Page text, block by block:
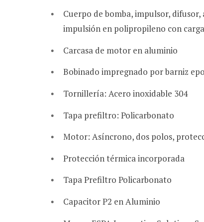
Cuerpo de bomba, impulsor, difusor,
impulsión en polipropileno con
Carcasa de motor en aluminio
Bobinado impregnado por barniz
Tornillería: Acero inoxidable 304
Tapa prefiltro: Policarbonato
Motor: Asíncrono, dos polos,
Protección térmica incorporada
Tapa Prefiltro Policarbonato
Capacitor P2 en Aluminio